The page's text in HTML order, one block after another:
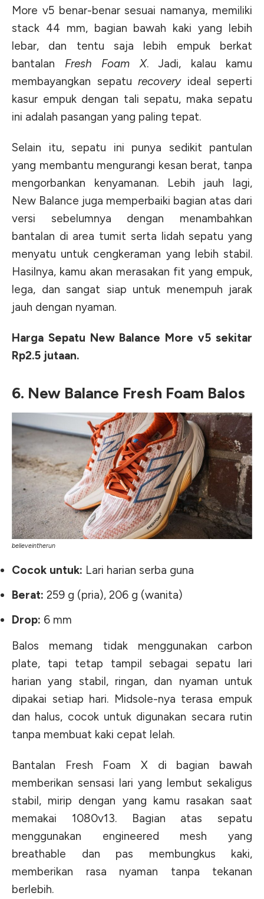
More v5 benar-benar sesuai namanya, memiliki
stack 44 mm, bagian bawah kaki yang lebih
lebar, dan tentu saja lebih empuk berkat
bantalan Fresh Foam X. Jadi, kalau kamu
membayangkan sepatu recoveryideal seperti
kasur empuk dengan tali sepatu, maka sepatu
ini adalah pasangan yang paling tepat.
Selain itu, sepatu ini punya sedikit pantulan
yang membantu mengurangi kesan berat, tanpa
mengorbankan kenyamanan. Lebih jauh lagi,
New Balance juga memperbaiki bagian atas dari
versi sebelumnya dengan menambahkan
bantalan di area tumit serta lidah sepatu yang
menyatu untuk cengkeraman yang lebih stabil.
Hasilnya, kamu akan merasakan fit yang empuk,
lega, dan sangat siap untuk menempuh jarak
jauh dengan nyaman.
Harga Sepatu New Balance More v5 sekitar
Rp2.5 jutaan.
6. New Balance Fresh Foam Balos
believeintherun
Cocok untuk: Lari harian serba guna
Berat: 259 g (pria), 206 g (wanita)
Drop: 6 mm
Balos memang tidak menggunakan carbon
plate, tapi tetap tampil sebagai sepatu lari
harian yang stabil, ringan, dan nyaman untuk
dipakai setiap hari. Midsole-nya terasa empuk
dan halus, cocok untuk digunakan secara rutin
tanpa membuat kaki cepat lelah.
Bantalan Fresh Foam X di bagian bawah
memberikan sensasi lari yang lembut sekaligus
stabil, mirip dengan yang kamu rasakan saat
memakai 1080v13. Bagian atas sepatu
menggunakan engineered mesh yang
breathable dan pas membungkus kaki,
memberikan rasa nyaman tanpa tekanan
berlebih.